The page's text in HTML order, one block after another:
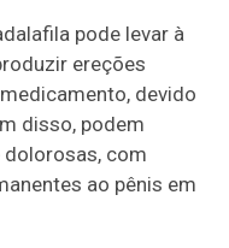
pode levar à
ereções
devido
disso, podem
com
ao pênis em